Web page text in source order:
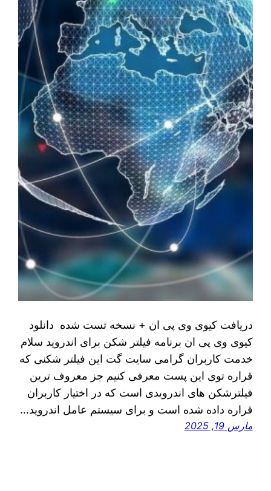
دریافت کیوی وی پی ان + نسخه تست شده دانلود
کیوی وی پی ان برنامه فیلتر شکن برای اندروید سلام
خدمت کاربران گرامی سایت گت این فیلتر شکنی که
قراره توی اين پست معرفی کنیم جز معروف ترین
فیلترشکن های اندرویدی است که در اختیار کاربران
قراره داده شده است و برای سیستم عامل اندروید…
مارس 19, 2025